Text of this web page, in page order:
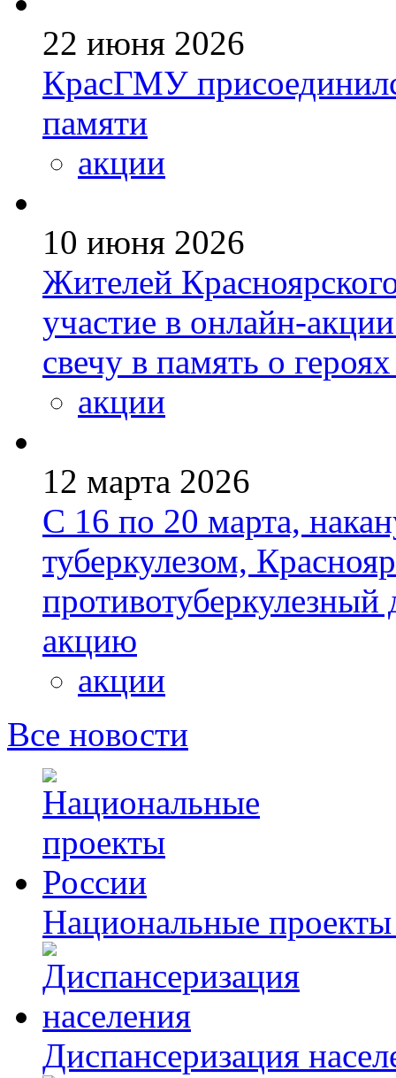
22 июня 2026
КрасГМУ
памяти
акции
10 июня 2026
Жителей
участие в онлайн-
свечу в память о
акции
12 марта 2026
С 16 по 20 марта,
туберкулезом,
акцию
акции
Все новости
Национальные
Диспансеризация